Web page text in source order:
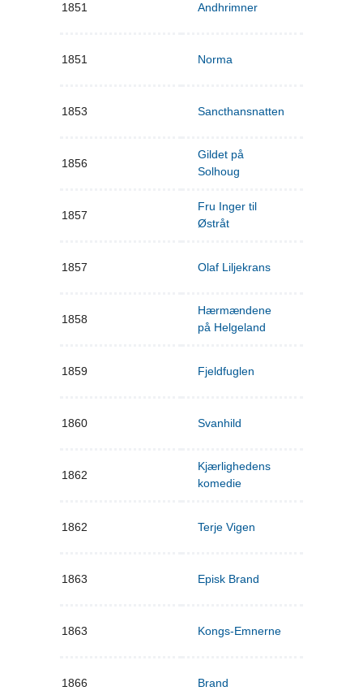
1851 Andhrimner
1851 Norma
1853 Sancthansnatten
1856
Gildet på
Solhoug
1857
Fru Inger til
Østråt
1857 Olaf Liljekrans
1858
Hærmændene
på Helgeland
1859 Fjeldfuglen
1860 Svanhild
1862
Kjærlighedens
komedie
1862 Terje Vigen
1863 Episk Brand
1863 Kongs-Emnerne
1866 Brand